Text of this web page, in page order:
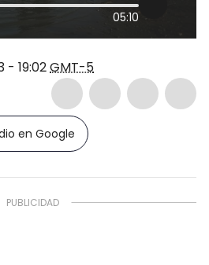
05:10
- 19:02GMT-5
en Google